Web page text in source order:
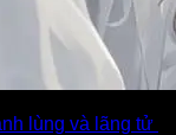
lùng và lãng tử